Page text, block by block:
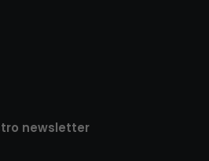
newsletter